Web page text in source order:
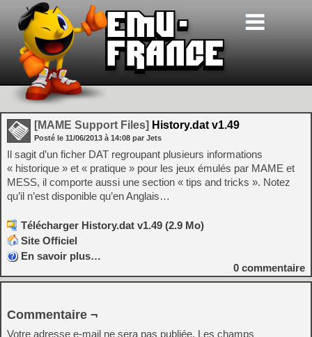
[MAME Support Files] History.dat v1.49
Posté le 11/06/2013 à 14:08 par Jets
Il sagit d’un ficher DAT regroupant plusieurs informations
« historique » et « pratique » pour les jeux émulés par MAME et
MESS, il comporte aussi une section « tips and tricks ». Notez
qu’il n’est disponible qu’en Anglais…
Télécharger History.dat v1.49 (2.9 Mo)
Site Officiel
En savoir plus…
0 commentaire
Commentaire ¬
Votre adresse e-mail ne sera pas publiée. Les champs